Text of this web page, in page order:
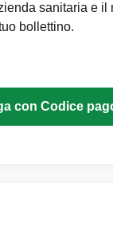
sanitaria e il
bollettino.
con Codice